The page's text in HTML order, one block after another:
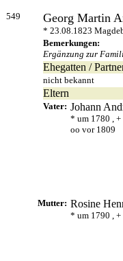
549 Georg Martin
* 23.08.1823
Bemerkungen:
Ergänzung zur
Ehegatten /
nicht bekannt
Eltern
Vater: Johann
* um 1780 ,
oo vor 1809
Mutter: Rosine
* um 1790 ,